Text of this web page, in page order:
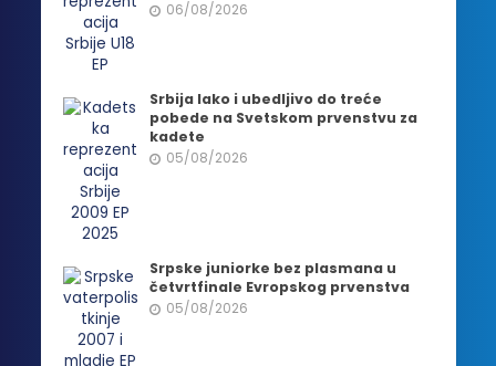
06/08/2026
Srbija lako i ubedljivo do treće
pobede na Svetskom prvenstvu za
kadete
05/08/2026
Srpske juniorke bez plasmana u
četvrtfinale Evropskog prvenstva
05/08/2026